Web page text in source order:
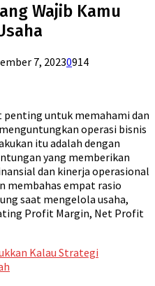
Wajib Kamu
7, 20230914
penting untuk memahami dan
operasi bisnis
itu adalah dengan
yang memberikan
dan kinerja operasional
membahas empat rasio
saat mengelola usaha,
Profit Margin, Net Profit
Kalau Strategi